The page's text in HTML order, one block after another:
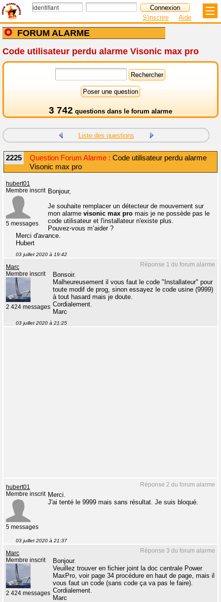
FORUM ALARME
S'inscrire Aide
Code utilisateur perdu alarme Visonic max pro
3 742 questions dans le forum alarme
Liste des questions
2225 Question Forum Alarme : Code utilisateur perdu alarme
Visonic max pro
hubert01
Membre inscrit
5 messages
Bonjour,
Je souhaite remplacer un détecteur de mouvement sur
mon alarme visonic max pro mais je ne possède pas le
code utilisateur et l'installateur n'existe plus.
Pouvez-vous m’aider ?
Merci d'avance.
Hubert
03 juillet 2020 à 19:42
Réponse 1 du forum alarme
Marc
Membre inscrit
2 424 messages
Bonsoir.
Malheureusement il vous faut le code "Installateur" pour
toute modif de prog, sinon essayez le code usine (9999)
à tout hasard mais je doute.
Cordialement.
Marc
03 juillet 2020 à 21:25
Réponse 2 du forum alarme
hubert01
Membre inscrit
5 messages
Merci.
J'ai tenté le 9999 mais sans résultat. Je suis bloqué.
03 juillet 2020 à 21:37
Réponse 3 du forum alarme
Marc
Membre inscrit
2 424 messages
Bonjour.
Veuillez trouver en fichier joint la doc centrale Power
MaxPro, voir page 34 procédure en haut de page, mais il
vous faut un code (sans code ça va pas le faire).
Cordialement.
Marc